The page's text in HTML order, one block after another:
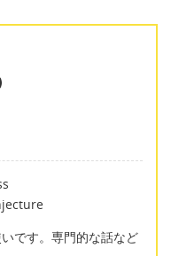
です。専門的な話など